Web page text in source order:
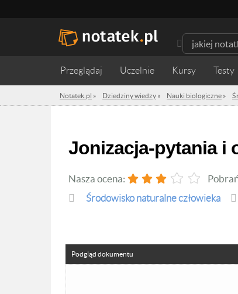
Przeglądaj Uczelnie Kursy Testy
Notatek.pl » Dziedziny wiedzy » Nauki biologiczne »
Jonizacja-pytania i
Nasza ocena:
Środowisko naturalne człowieka
Podgląd dokumentu